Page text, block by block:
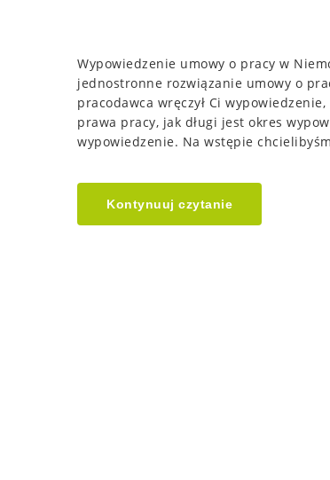
Wypowiedzenie umowy o pracy w
jednostronne rozwiązanie umowy o
pracodawca wręczył Ci
prawa pracy, jak długi jest okres
wypowiedzenie. Na wstępie
Kontynuuj czytanie